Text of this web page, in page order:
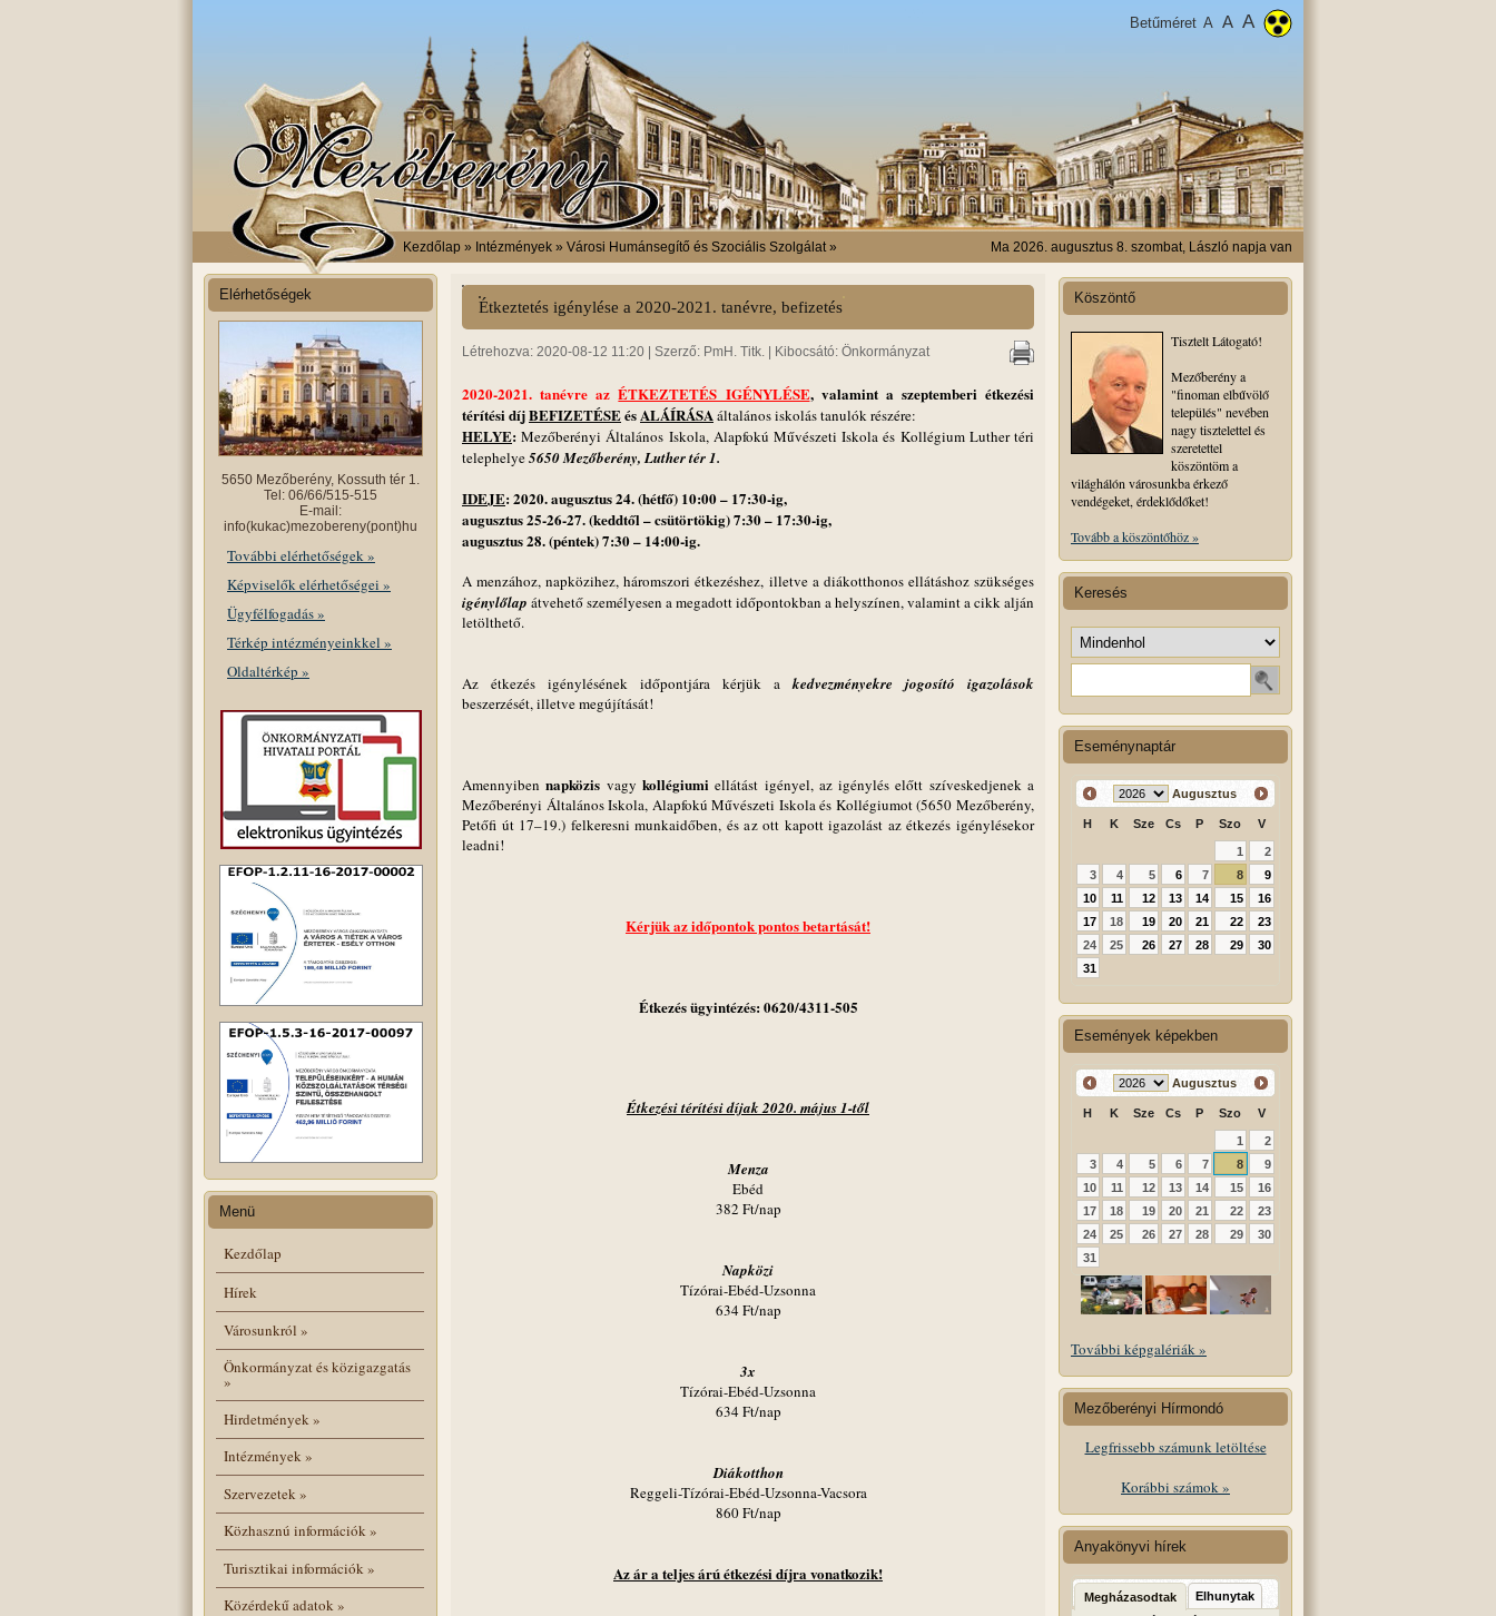
Betűméret A A A
Kezdőlap » Intézmények » Városi Humánsegítő és Szociális Szolgálat » Ma 2026. augusztus 8. szombat, László napja van
Elérhetőségek
5650 Mezőberény, Kossuth tér 1.
Tel: 06/66/515-515
E-mail:
info(kukac)mezobereny(pont)hu
További elérhetőségek »
Képviselők elérhetőségei »
Ügyfélfogadás »
Térkép intézményeinkkel »
Oldaltérkép »
Menü
Kezdőlap
Hírek
Városunkról »
Önkormányzat és közigazgatás
»
Hirdetmények»
Intézmények»
Szervezetek»
Közhasznú információk»
Turisztikai információk»
Közérdekű adatok»
Étkeztetés igénylése a 2020-2021. tanévre, befizetés
Létrehozva: 2020-08-12 11:20 | Szerző: PmH. Titk. | Kibocsátó: Önkormányzat
2020-2021. tanévre azÉTKEZTETÉS IGÉNYLÉSE, valamint a szeptemberi étkezési
térítési díjBEFIZETÉSEésALÁÍRÁSAáltalános iskolás tanulók részére:
HELYE: Mezőberényi Általános Iskola, Alapfokú Művészeti Iskola és Kollégium Luther téri
telephelye5650 Mezőberény, Luther tér 1.
IDEJE:2020. augusztus 24. (hétfő) 10:00 – 17:30-ig,
augusztus 25-26-27. (keddtől – csütörtökig) 7:30 – 17:30-ig,
augusztus 28. (péntek) 7:30 – 14:00-ig.
A menzához, napközihez, háromszori étkezéshez, illetve a diákotthonos ellátáshoz szükséges
igénylőlap átvehető személyesen a megadott időpontokban a helyszínen, valamint a cikk alján
letölthető.
Az étkezés igénylésének időpontjára kérjük akedvezményekre jogosító igazolások
beszerzését, illetve megújítását!
Amennyibennapközis vagy kollégiumiellátást igényel, az igénylés előtt szíveskedjenek a
Mezőberényi Általános Iskola, Alapfokú Művészeti Iskola és Kollégiumot (5650 Mezőberény,
Petőfi út 17–19.) felkeresni munkaidőben, és az ott kapott igazolást az étkezés igénylésekor
leadni!
Kérjük az időpontok pontos betartását!
Étkezés ügyintézés: 0620/4311-505
Étkezési térítési díjak 2020. május 1-től
Menza
Ebéd
382 Ft/nap
Napközi
Tízórai-Ebéd-Uzsonna
634 Ft/nap
3x
Tízórai-Ebéd-Uzsonna
634 Ft/nap
Diákotthon
Reggeli-Tízórai-Ebéd-Uzsonna-Vacsora
860 Ft/nap
Az ár a teljes árú étkezési díjra vonatkozik!
Köszöntő
Tisztelt Látogató!
Mezőberény a
"finoman elbűvölő
település" nevében
nagy tisztelettel és
szeretettel
köszöntöm a
világhálón városunkba érkező
vendégeket, érdeklődőket!
Tovább a köszöntőhöz »
Keresés
Keresés helye
Eseménynaptár
Augusztus
H K Sze Cs P Szo V
1
2
3
4 5 6 7 8
9
10
11 12 13 14 15
16
17
18 19 20 21 22
23
24
25 26 27 28 29
30
31
Események képekben
Augusztus
H K Sze Cs P Szo V
1
2
3
4 5 6 7 8
9
10
11 12 13 14 15
16
17
18 19 20 21 22
23
24
25 26 27 28 29
30
31
További képgalériák »
Mezőberényi Hírmondó
Legfrissebb számunk letöltése
Korábbi számok »
Anyakönyvi hírek
Megházasodtak Elhunytak